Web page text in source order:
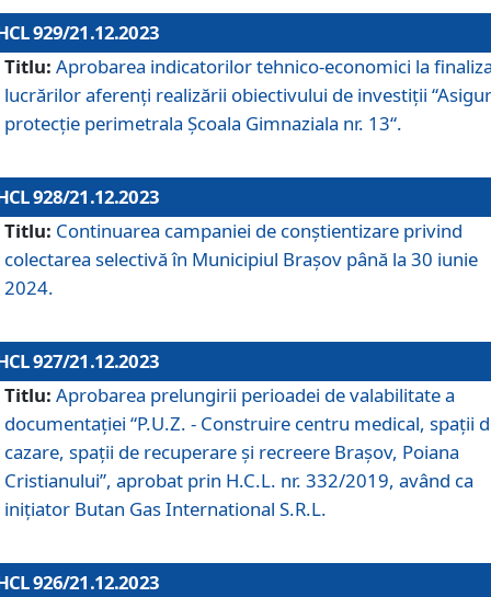
929/21.12.2023
Titlu: Aprobarea indicatorilor tehnico-economici la
lucrărilor aferenți realizării obiectivului de investiții
protecție perimetrala Școala Gimnaziala nr. 13“.
928/21.12.2023
Titlu: Continuarea campaniei de conștientizare privind
colectarea selectivă în Municipiul Braşov până la 30 iunie
2024.
927/21.12.2023
Titlu: Aprobarea prelungirii perioadei de valabilitate a
documentaţiei “P.U.Z. - Construire centru medical, spații
cazare, spații de recuperare și recreere Brașov, Poiana
Cristianului”, aprobat prin H.C.L. nr. 332/2019, având ca
inițiator Butan Gas International S.R.L.
926/21.12.2023